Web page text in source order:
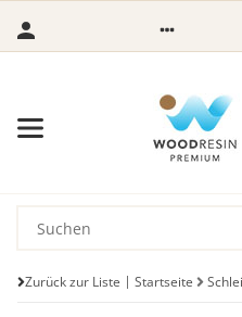
Zurück zur Liste Startseite